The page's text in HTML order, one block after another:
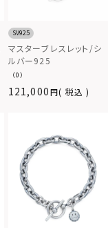
SV925
マスターブレスレット/シ
ルバー925
（0）
121,000 税込